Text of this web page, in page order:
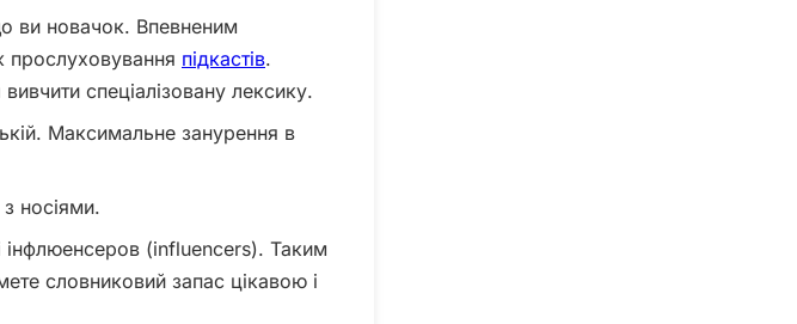
ви новачок. Впевненим
прослуховування підкастів.
спеціалізовану лексику.
Максимальне занурення в
носіями.
інфлюенсеров (influencers). Таким
словниковий запас цікавою і